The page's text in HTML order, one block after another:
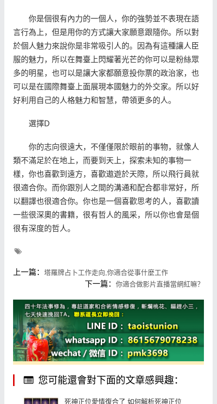
你是個很有內力的一個人，你的強勢並不表現在語
言行為上，但是用你的方式讓大家願意跟隨你。所以對
於個人魅力來說你是非常吸引人的。因為有這種讓人臣
服的魅力，所以在舞臺上閃耀著光芒的你可以是粉絲眾
多的明星，也可以是讓大家都願意投你票的政治家，也
可以是在國際舞臺上面展現本國魅力的外交家。所以好
好利用自己的人格魅力和智慧，帶領更多的人。
選擇D
你的志向很遠大，不僅僅限於眼前的事物，就像人
類不滿足於在地上，而要到天上，探索未知的事物一
樣，你也喜歡到遠方，喜歡遨遊於天際，所以飛行員就
很適合你。而你跟別人之間的溝通和配合都非常好，所
以翻譯也很適合你。你也是一個喜歡思考的人，喜歡讀
一些很深奧的書籍，很有哲人的風采，所以你也會是個
很有深度的哲人。
上一篇： 塔羅牌占卜工作走向,你適合從事什麼工作
下一篇：你適合做影片直播當網紅嘛？
您可能還會對下面的文章感興趣：
死神正位愛情復合了 如何解析死神正位